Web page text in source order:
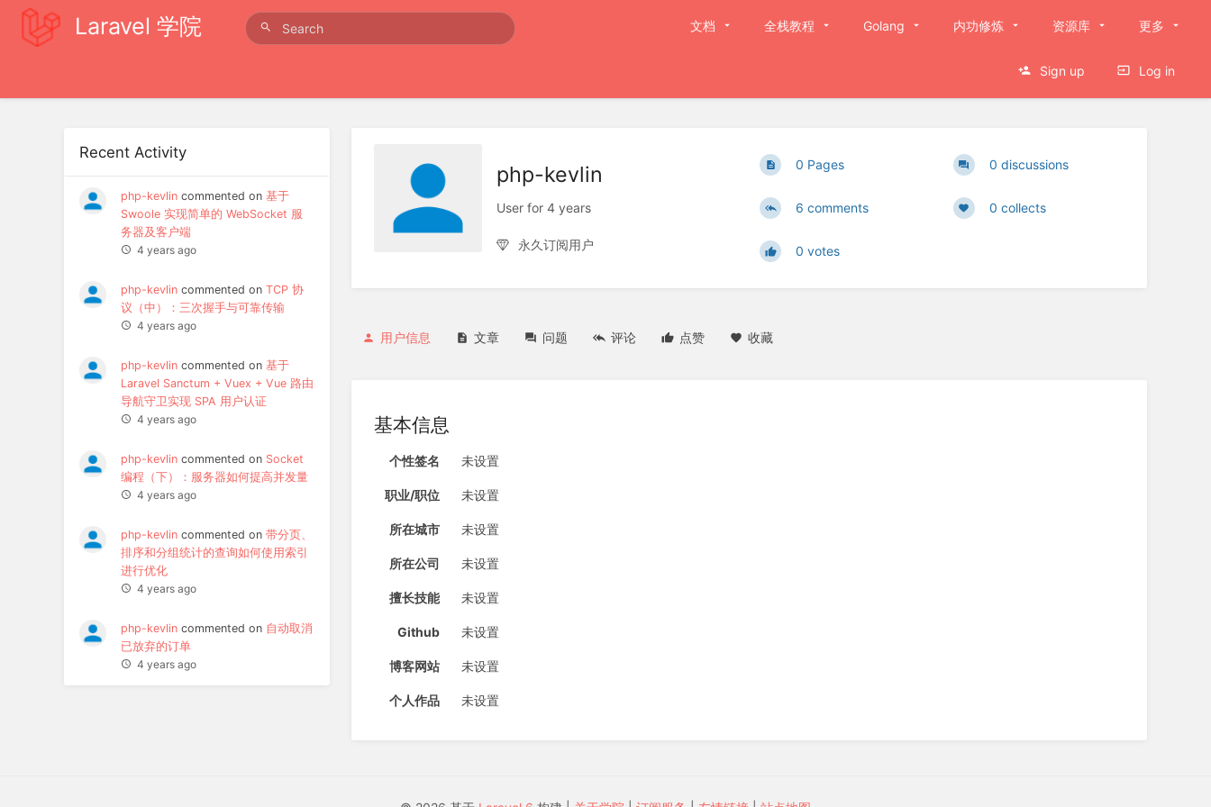
Laravel 学院 文档 全栈教程 Golang 内功修炼 资源库 更多
Sign up Log in
Recent Activity
php-kevlin commented on 基于
Swoole 实现简单的 WebSocket 服
务器及客户端
4 years ago
php-kevlin commented on TCP 协
议（中）：三次握手与可靠传输
4 years ago
php-kevlin commented on 基于
Laravel Sanctum + Vuex + Vue 路由
导航守卫实现 SPA 用户认证
4 years ago
php-kevlin commented on Socket
编程（下）：服务器如何提高并发量
4 years ago
php-kevlin commented on 带分页、
排序和分组统计的查询如何使用索引
进行优化
4 years ago
php-kevlin commented on 自动取消
已放弃的订单
4 years ago
php-kevlin
User for 4 years
永久订阅用户
0 Pages
6 comments
0 discussions
0 collects
0 votes
用户信息 文章 问题 评论 点赞 收藏
基本信息
个性签名 未设置
职业/职位 未设置
所在城市 未设置
所在公司 未设置
擅长技能 未设置
Github 未设置
博客网站 未设置
个人作品 未设置